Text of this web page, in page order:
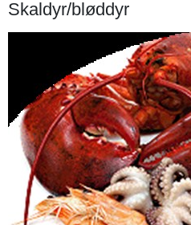
Skaldyr/bløddyr